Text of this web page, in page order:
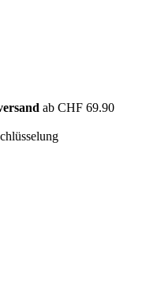
ab CHF 69.90